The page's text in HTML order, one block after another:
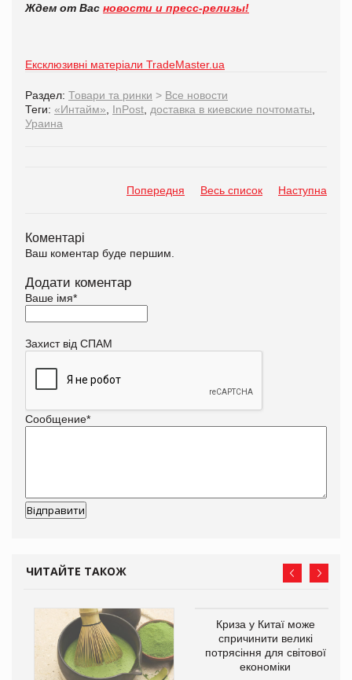
Ждем от Вас новости и пресс-релизы!
Ексклюзивні матеріали TradeMaster.ua
Раздел: Товари та ринки > Все новости
Теги: «Интайм» InPost доставка в киевские почтоматы
Ураина
Попередня Весь список Наступна
Коментарі
Ваш коментар буде першим.
Додати коментар
Ваше імя*
Захист від СПАМ
Сообщение*
ЧИТАЙТЕ ТАКОЖ
Криза у Китаї може
спричинити великі
потрясіння для світової
економіки